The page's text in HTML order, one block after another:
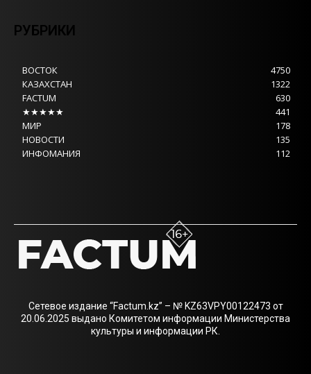
РУБРИКИ
ВОСТОК
4750
КАЗАХСТАН
1322
FACTUM
630
★★★★★
441
МИР
178
НОВОСТИ
135
ИНФОМАНИЯ
112
Сетевое издание “Factum.kz” – № KZ63VPY00122473 от
20.06.2025 выдано Комитетом информации Министерства
культуры и информации РК.